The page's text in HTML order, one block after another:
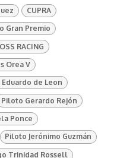
CUPRA
Gran Premio
RACING
Orea V
de Leon
Piloto Gerardo Rejón
Ponce
Piloto Jerónimo Guzmán
Trinidad Rossell